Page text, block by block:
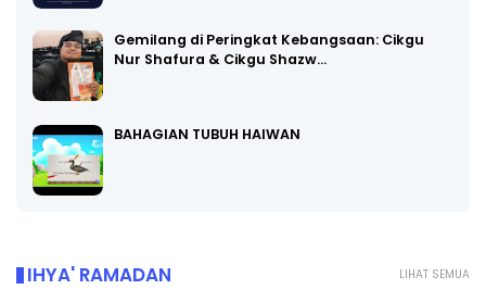
Gemilang di Peringkat Kebangsaan: Cikgu
Nur Shafura & Cikgu Shazw…
BAHAGIAN TUBUH HAIWAN
LIHAT SEMUA
IHYA' RAMADAN